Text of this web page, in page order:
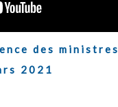
des ministres
2021